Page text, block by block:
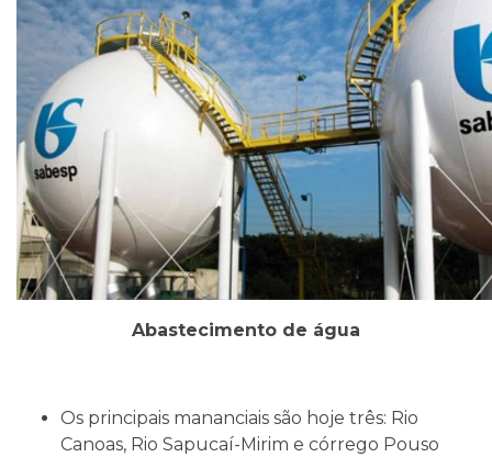
Abastecimento de água
Os principais mananciais são hoje três: Rio
Canoas, Rio Sapucaí-Mirim e córrego Pouso